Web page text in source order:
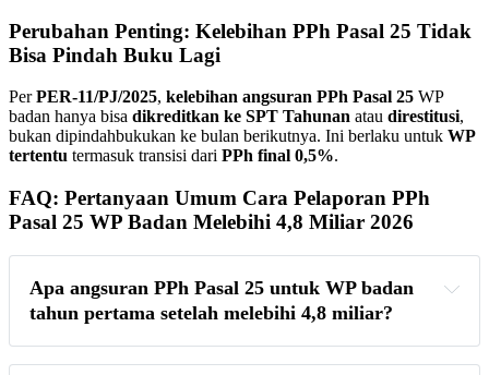
Perubahan Penting: Kelebihan PPh Pasal 25 Tidak
Bisa Pindah Buku Lagi
PerPER-11/PJ/2025, kelebihan angsuran PPh Pasal 25 WP
badan hanya bisa dikreditkan ke SPT Tahunan atau direstitusi,
bukan dipindahbukukan ke bulan berikutnya. Ini berlaku untuk WP
tertentu termasuk transisi dari PPh final 0,5%.
FAQ: Pertanyaan Umum Cara Pelaporan PPh
Pasal 25 WP Badan Melebihi 4,8 Miliar 2026
Apa angsuran PPh Pasal 25 untuk WP badan
tahun pertama setelah melebihi 4,8 miliar?